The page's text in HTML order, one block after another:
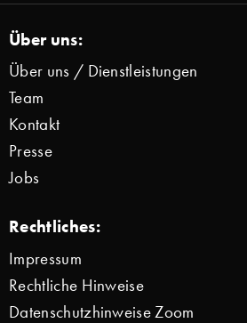
Über uns:
Über uns / Dienstleistungen
Team
Kontakt
Presse
Jobs
Rechtliches:
Impressum
Rechtliche Hinweise
Datenschutzhinweise Zoom